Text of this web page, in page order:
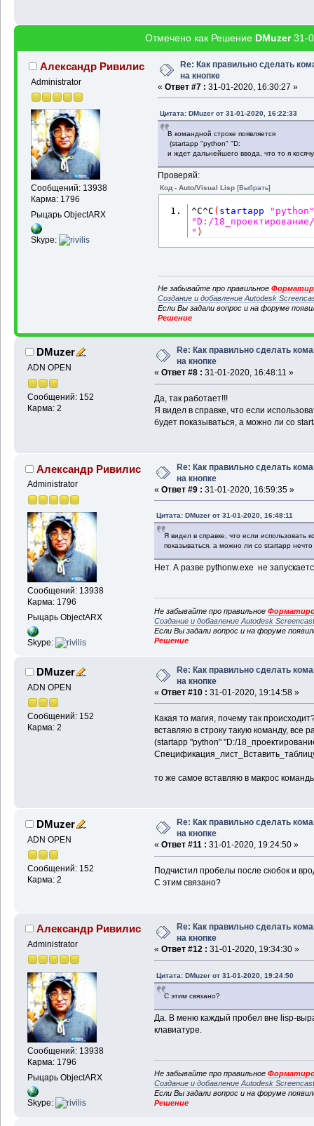
Отмечено как Решение DMuzer31-
Александр Ривилис
Administrator
Сообщений: 13938
Карма: 1796
Рыцарь ObjectARX
Skype:
Re: Как правильно сделать
на кнопке
« Ответ #7 : 31-01-2020, 16:30:27 »
Цитата: DMuzer от 31-01-2020, 16:22:33
В командной строке появляется
(startapp "python" "D:
и ждет дальнейшего ввода, что то я
Проверяй:
Код - Auto/Visual Lisp [Выбрать]
^C^C ( startapp
"D:/
" )
Не забывайте про правильное
Создание и добавление Autodesk
Если Вы задали вопрос и на форуме
Решение
DMuzer
ADN OPEN
Сообщений: 152
Карма: 2
Re: Как правильно сделать
на кнопке
« Ответ #8 : 31-01-2020, 16:48:11 »
Да, так работает!!!
Я видел в справке, что если
будет показываться, а можно ли со
Александр Ривилис
Administrator
Сообщений: 13938
Карма: 1796
Рыцарь ObjectARX
Skype:
Re: Как правильно сделать
на кнопке
« Ответ #9 : 31-01-2020, 16:59:35 »
Цитата: DMuzer от 31-01-2020, 16:48:11
Я видел в справке, что если использовать
показываться, а можно ли со startapp
Нет. А разве pythonw.exe не
Не забывайте про правильное
Создание и добавление Autodesk
Если Вы задали вопрос и на форуме
Решение
DMuzer
ADN OPEN
Сообщений: 152
Карма: 2
Re: Как правильно сделать
на кнопке
« Ответ #10 : 31-01-2020, 19:14:58 »
Какая то магия, почему так
вставляю в строку такую команду, все
(startapp "python" "D:/
то же самое вставляю в макрос
DMuzer
ADN OPEN
Сообщений: 152
Карма: 2
Re: Как правильно сделать
на кнопке
« Ответ #11 : 31-01-2020, 19:24:50 »
Подчистил пробелы после скобок и
С этим связано?
Александр Ривилис
Administrator
Сообщений: 13938
Карма: 1796
Рыцарь ObjectARX
Skype:
Re: Как правильно сделать
на кнопке
« Ответ #12 : 31-01-2020, 19:34:30 »
Цитата: DMuzer от 31-01-2020, 19:24:50
С этим связано?
Да. В меню каждый пробел вне lisp-
клавиатуре.
Не забывайте про правильное
Создание и добавление Autodesk
Если Вы задали вопрос и на форуме
Решение